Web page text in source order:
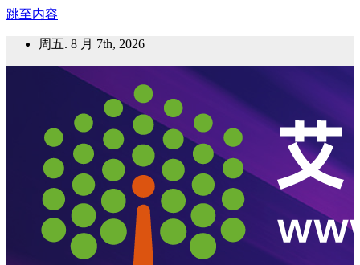
跳至内容
周五. 8 月 7th, 2026